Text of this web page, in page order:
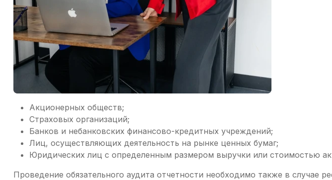
Акционерных обществ;
Страховых организаций;
Банков и небанковских финансово-кредитных учреждений;
Лиц, осуществляющих деятельность на рынке ценных бумаг;
Юридических лиц с определенным размером выручки или стоимостью
Проведение обязательного аудита отчетности необходимо также в случае